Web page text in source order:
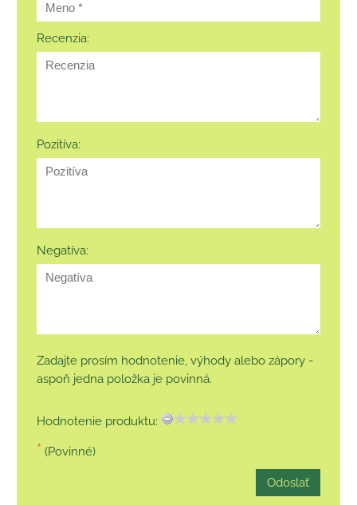
Recenzia:
Pozitíva:
Negatíva:
Zadajte prosím hodnotenie, výhody alebo zápory -
aspoň jedna položka je povinná.
Hodnotenie produktu:
* (Povinné)
Odoslať